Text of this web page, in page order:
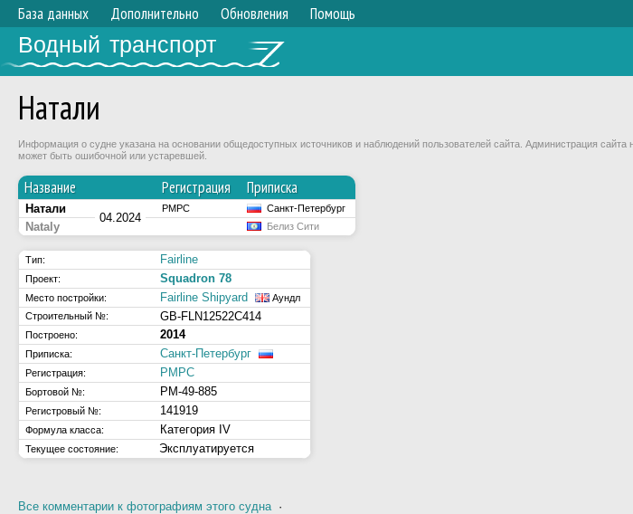
База данных Дополнительно Обновления Помощь
Водный транспорт
Натали
Информация о судне указана на основании общедоступных источников и наблюдений пользователей сайта. Администрация
может быть ошибочной или устаревшей.
Название Регистрация Приписка
Натали
04.2024
РМРС Санкт-Петербург
Nataly Белиз Сити
Тип: Fairline
Проект: Squadron 78
Место постройки: Fairline Shipyard
Аундл
Строительный №:
GB-FLN12522C414
Построено: 2014
Приписка: Санкт-Петербург
Регистрация: РМРС
Бортовой №: РМ-49-885
Регистровый №: 141919
Формула класса: Категория IV
Текущее состояние: Эксплуатируется
Все комментарии к фотографиям этого судна·